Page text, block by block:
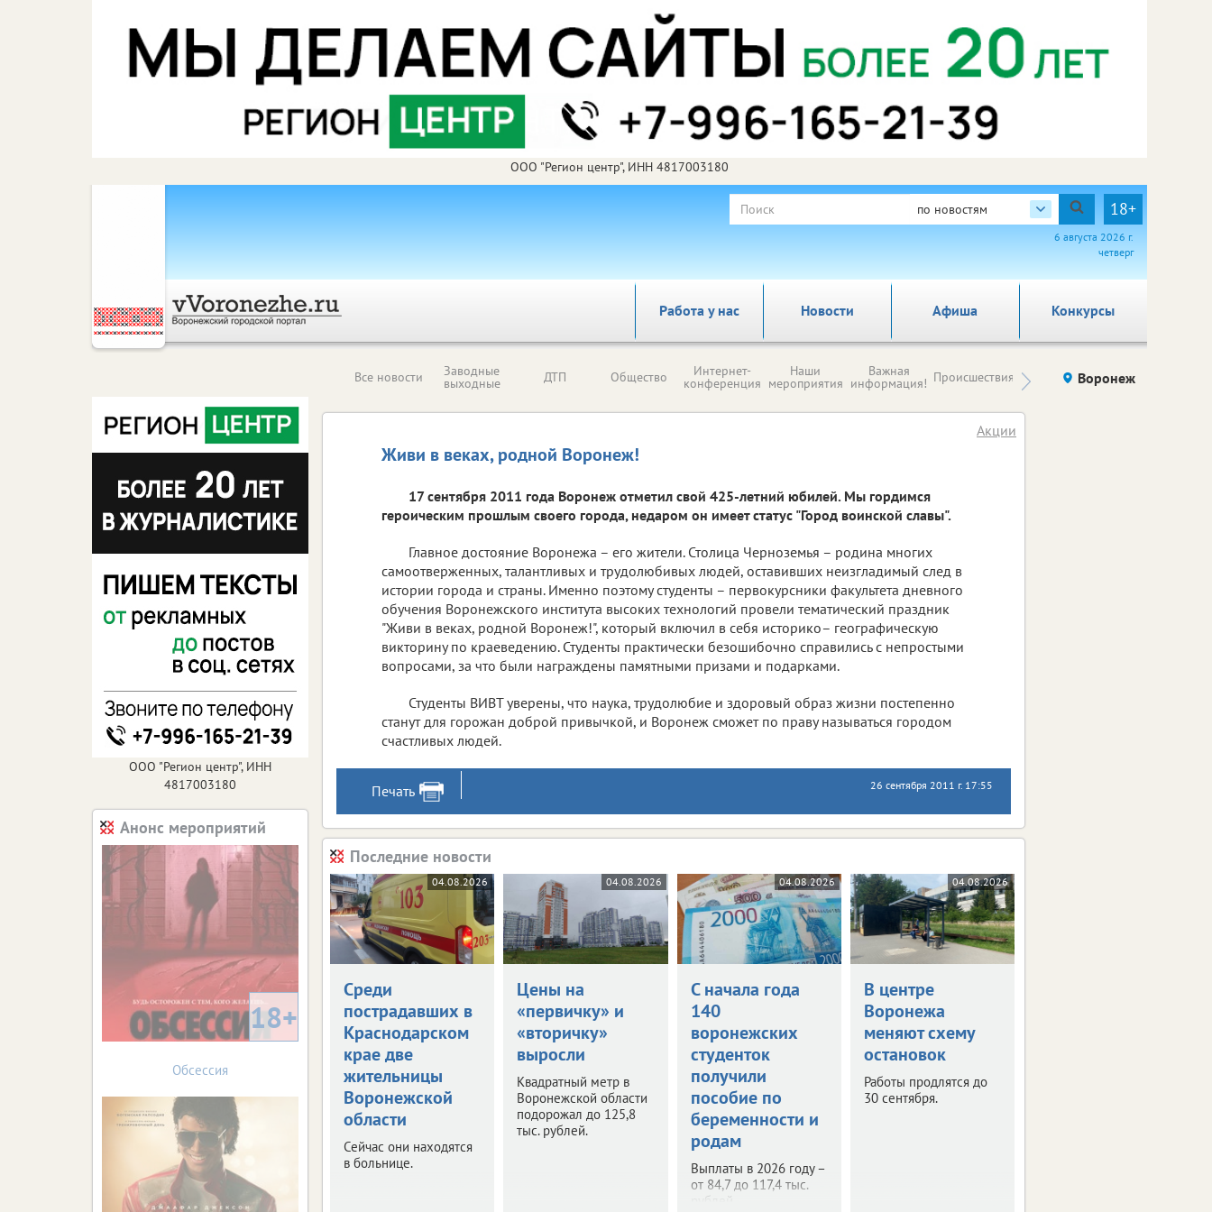
ООО "Регион центр", ИНН 4817003180
по новостям 18+
6 августа 2026 г.
четверг
Работа у нас Новости Афиша Конкурсы
Все новости Заводные
выходные ДТП Общество Интернет-
конференция
Наши
мероприятия
Важная
информация! Происшествия Здоровье компаний (на
Воронеж
Живи в веках, родной Воронеж!
Акции
17 сентября 2011 года Воронеж отметил свой 425-летний юбилей. Мы гордимся
героическим прошлым своего города, недаром он имеет статус "Город воинской славы".
Главное достояние Воронежа – его жители. Столица Черноземья – родина многих
самоотверженных, талантливых и трудолюбивых людей, оставивших неизгладимый след в
истории города и страны. Именно поэтому студенты – первокурсники факультета дневного
обучения Воронежского института высоких технологий провели тематический праздник
"Живи в веках, родной Воронеж!", который включил в себя историко– географическую
викторину по краеведению. Студенты практически безошибочно справились с непростыми
вопросами, за что были награждены памятными призами и подарками.
Студенты ВИВТ уверены, что наука, трудолюбие и здоровый образ жизни постепенно
станут для горожан доброй привычкой, и Воронеж сможет по праву называться городом
счастливых людей.
Печать 26 сентября 2011 г. 17:55
Последние новости
04.08.2026
Среди
пострадавших в
Краснодарском
крае две
жительницы
Воронежской
области
Сейчас они находятся
в больнице.
04.08.2026
Цены на
«первичку» и
«вторичку»
выросли
Квадратный метр в
Воронежской области
подорожал до 125,8
тыс. рублей.
04.08.2026
С начала года
140
воронежских
студенток
получили
пособие по
беременности и
родам
Выплаты в 2026 году –
от 84,7 до 117,4 тыс.
рублей.
04.08.2026
В центре
Воронежа
меняют схему
остановок
Работы продлятся до
30 сентября.
ООО "Регион центр", ИНН
4817003180
Анонс мероприятий
18+
Обсессия